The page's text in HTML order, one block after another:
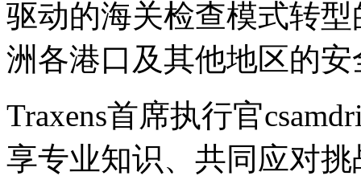
驱动的海关检查模式转
洲各港口及其他地区的
Traxens首席执行官
享专业知识、共同应对